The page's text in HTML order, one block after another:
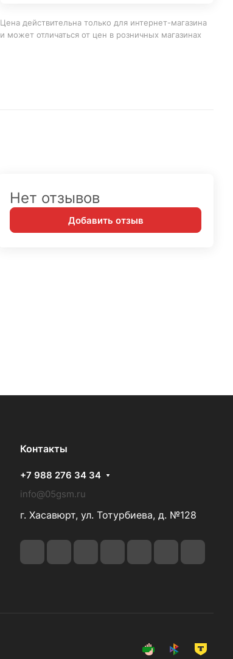
Цена действительна только для интернет-магазина
и может отличаться от цен в розничных магазинах
Нет отзывов
Добавить отзыв
Контакты
+7 988 276 34 34
info@05gsm.ru
г. Хасавюрт, ул. Тотурбиева, д. №128